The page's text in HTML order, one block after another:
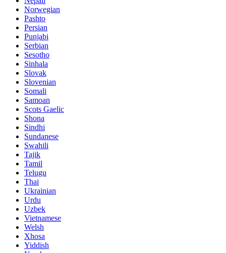
Norwegian
Pashto
Persian
Punjabi
Serbian
Sesotho
Sinhala
Slovak
Slovenian
Somali
Samoan
Scots Gaelic
Shona
Sindhi
Sundanese
Swahili
Tajik
Tamil
Telugu
Thai
Ukrainian
Urdu
Uzbek
Vietnamese
Welsh
Xhosa
Yiddish